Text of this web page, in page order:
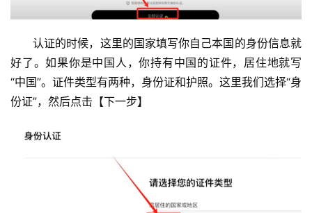
认证的时候，这里的国家填写你自己本国的身份信息就
好了。如果你是中国人，你持有中国的证件，居住地就写
“中国”。证件类型有两种，身份证和护照。这里我们选择“身
份证”，然后点击【下一步】